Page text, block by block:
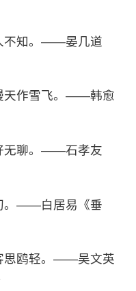
不知。——晏几道
天作雪飞。——韩愈
无聊。——石孝友
。——白居易《垂
思鸥轻。——吴文英